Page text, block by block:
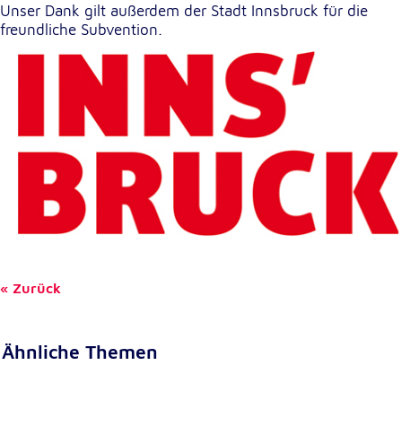
Unser Dank gilt außerdem der Stadt Innsbruck für die
freundliche Subvention.
Zurück
Ähnliche Themen